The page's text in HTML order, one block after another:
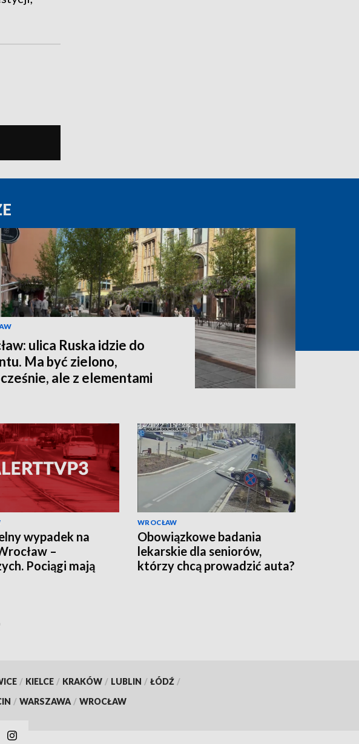
ulica Ruska idzie do
Ma być zielono,
ale z elementami
wypadek na
–
Pociągi mają
WROCŁAW
Obowiązkowe badania
lekarskie dla seniorów,
którzy chcą prowadzić auta?
/ KIELCE / KRAKÓW / LUBLIN / ŁÓDŹ /
/ WARSZAWA / WROCŁAW